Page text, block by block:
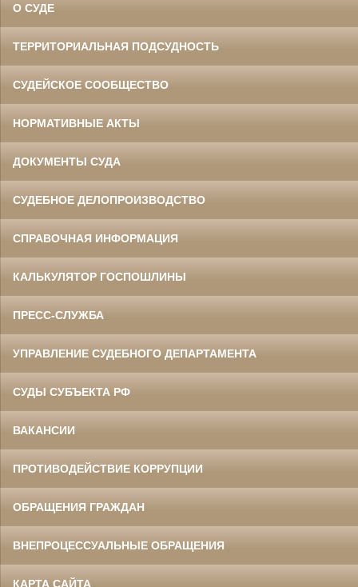
О СУДЕ
ТЕРРИТОРИАЛЬНАЯ ПОДСУДНОСТЬ
СУДЕЙСКОЕ СООБЩЕСТВО
НОРМАТИВНЫЕ АКТЫ
ДОКУМЕНТЫ СУДА
СУДЕБНОЕ ДЕЛОПРОИЗВОДСТВО
СПРАВОЧНАЯ ИНФОРМАЦИЯ
КАЛЬКУЛЯТОР ГОСПОШЛИНЫ
ПРЕСС-СЛУЖБА
УПРАВЛЕНИЕ СУДЕБНОГО ДЕПАРТАМЕНТА
СУДЫ СУБЪЕКТА РФ
ВАКАНСИИ
ПРОТИВОДЕЙСТВИЕ КОРРУПЦИИ
ОБРАЩЕНИЯ ГРАЖДАН
ВНЕПРОЦЕССУАЛЬНЫЕ ОБРАЩЕНИЯ
КАРТА САЙТА